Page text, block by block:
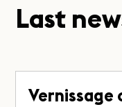
Last
Vernissage